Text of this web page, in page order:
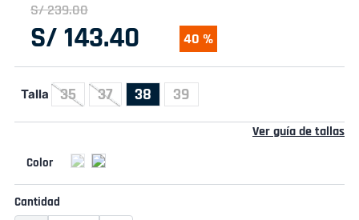
S/239.00
S/ 143.40 40 %
Talla 35 37 38 39
Ver guía de tallas
Cantidad